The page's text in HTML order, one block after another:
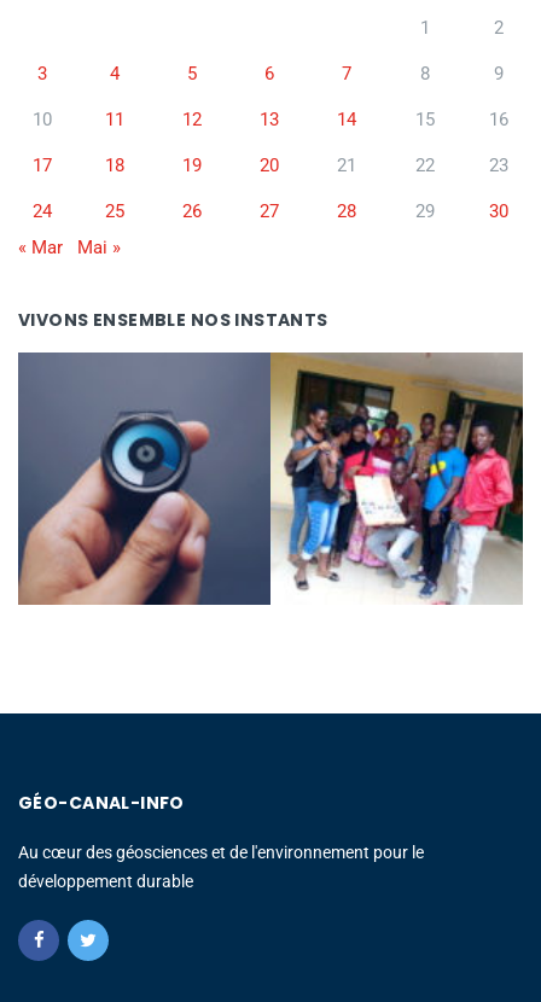
1 2
3 4 5 6 7 8 9
10 11 12 13 14 15 16
17 18 19 20 21 22 23
24 25 26 27 28 29
30
« Mar
Mai »
VIVONS ENSEMBLE NOS INSTANTS
GÉO-CANAL-INFO
Au cœur des géosciences et de l'environnement pour le
développement durable